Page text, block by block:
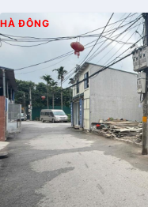
HÀ ĐÔNG